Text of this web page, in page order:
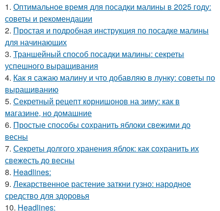
1. Оптимальное время для посадки малины в 2025 году:
советы и рекомендации
2. Простая и подробная инструкция по посадке малины
для начинающих
3. Траншейный способ посадки малины: секреты
успешного выращивания
4. Как я сажаю малину и что добавляю в лунку: советы по
выращиванию
5. Секретный рецепт корнишонов на зиму: как в
магазине, но домашние
6. Простые способы сохранить яблоки свежими до
весны
7. Секреты долгого хранения яблок: как сохранить их
свежесть до весны
8. Headlines:
9. Лекарственное растение заткни гузно: народное
средство для здоровья
10. Headlines: